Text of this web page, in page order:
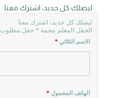
ليصلك كل جديد، اشترك معنا
ليصلك كل جديد، اشترك معنا
الحقل المعلم بنجمة * حقل مطلوب
الاسم الثلاثي *
الهاتف المحمول *